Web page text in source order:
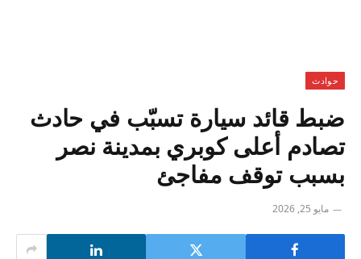
حوادث
ضبط قائد سيارة تسبّب في حادث
تصادم أعلى كوبري بمدينة نصر
بسبب توقف مفاجئ
مايو 25, 2026